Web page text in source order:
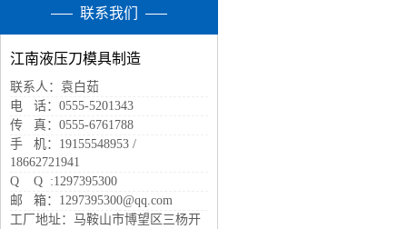
联系我们
江南液压刀模具制造
联系人：袁白茹
电 话：0555-5201343
传 真：0555-6761788
手 机：19155548953 /
18662721941
Q Q :1297395300
邮 箱：1297395300@qq.com
工厂地址：马鞍山市博望区三杨开